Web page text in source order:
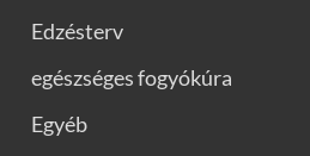
Edzésterv
egészséges fogyókúra
Egyéb